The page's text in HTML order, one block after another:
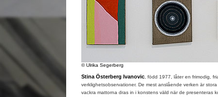
© Ulrika Segerberg
Stina Österberg Ivanovic, född 1977, låter en frimodig,
verklighetsobservationer. De mest anslående verken är
vackra mattorna dras in i konstens väld när de presenteras